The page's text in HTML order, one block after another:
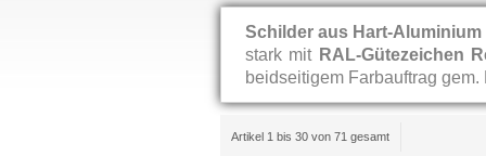
Schilder aus Hart-Aluminium
stark mit RAL-Gütezeichen
beidseitigem Farbauftrag
Artikel 1 bis 30 von 71 gesamt